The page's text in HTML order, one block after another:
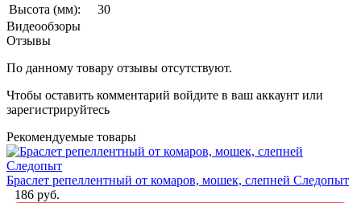
Высота (мм):
30
Видеообзоры
Отзывы
По данному товару отзывы отсутствуют.
Чтобы оставить комментарий войдите в ваш аккаунт или
зарегистрируйтесь
Рекомендуемые товары
Браслет репеллентный от комаров, мошек, слепней Следопыт
186 руб.